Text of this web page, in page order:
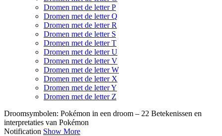
Dromen met de letter P
Dromen met de letter Q
Dromen met de letter R
Dromen met de letter S
Dromen met de letter T
Dromen met de letter U
Dromen met de letter V
Dromen met de letter W
Dromen met de letter X
Dromen met de letter Y
Dromen met de letter Z
Droomsymbolen: Pokémon in een droom – 22 Betekenissen en
interpretaties van Pokémon
Notification Show More